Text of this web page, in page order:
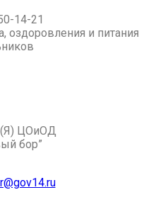
14-21
оздоровления и питания
ЦОиОД
бор”